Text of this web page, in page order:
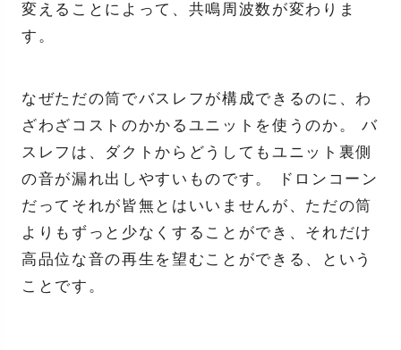
変えることによって、共鳴周波数が変わりま
す。
なぜただの筒でバスレフが構成できるのに、わ
ざわざコストのかかるユニットを使うのか。 バ
スレフは、ダクトからどうしてもユニット裏側
の音が漏れ出しやすいものです。 ドロンコーン
だってそれが皆無とはいいませんが、ただの筒
よりもずっと少なくすることができ、それだけ
高品位な音の再生を望むことができる、という
ことです。